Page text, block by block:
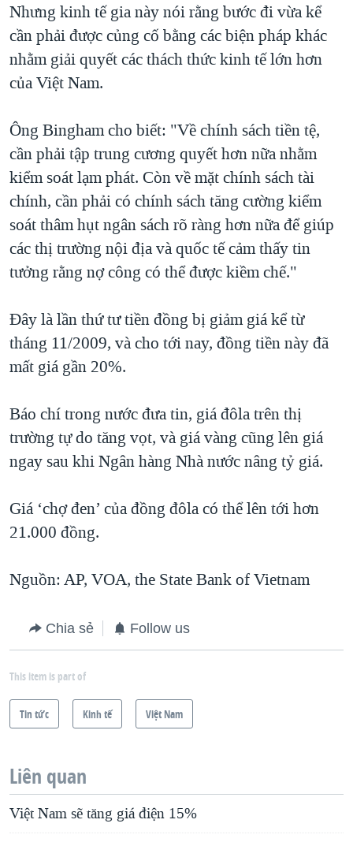
Nhưng kinh tế gia này nói rằng bước đi vừa kể
cần phải được củng cố bằng các biện pháp khác
nhằm giải quyết các thách thức kinh tế lớn hơn
của Việt Nam.
Ông Bingham cho biết: "Về chính sách tiền tệ,
cần phải tập trung cương quyết hơn nữa nhằm
kiểm soát lạm phát. Còn về mặt chính sách tài
chính, cần phải có chính sách tăng cường kiểm
soát thâm hụt ngân sách rõ ràng hơn nữa để giúp
các thị trường nội địa và quốc tế cảm thấy tin
tưởng rằng nợ công có thể được kiềm chế."
Đây là lần thứ tư tiền đồng bị giảm giá kể từ
tháng 11/2009, và cho tới nay, đồng tiền này đã
mất giá gần 20%.
Báo chí trong nước đưa tin, giá đôla trên thị
trường tự do tăng vọt, và giá vàng cũng lên giá
ngay sau khi Ngân hàng Nhà nước nâng tỷ giá.
Giá ‘chợ đen’ của đồng đôla có thể lên tới hơn
21.000 đồng.
Nguồn: AP, VOA, the State Bank of Vietnam
Chia sẻ Follow us
This item is part of
Tin tức Kinh tế Việt Nam
Liên quan
Việt Nam sẽ tăng giá điện 15%